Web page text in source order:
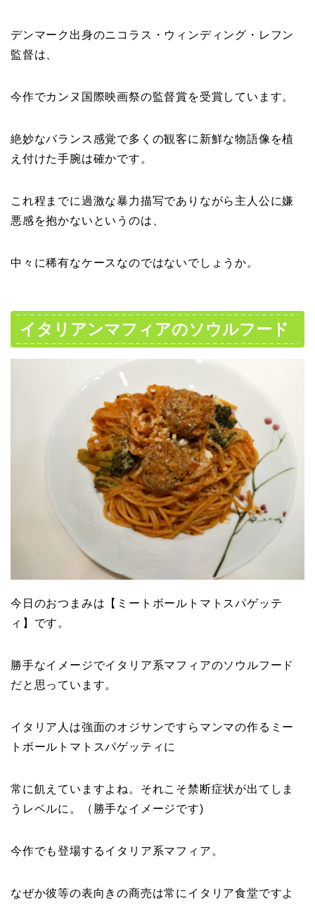
デンマーク出身のニコラス・ウィンディング・レフン
監督は、
今作でカンヌ国際映画祭の監督賞を受賞しています。
絶妙なバランス感覚で多くの観客に新鮮な物語像を植
え付けた手腕は確かです。
これ程までに過激な暴力描写でありながら主人公に嫌
悪感を抱かないというのは、
中々に稀有なケースなのではないでしょうか。
イタリアンマフィアのソウルフード
今日のおつまみは【ミートボールトマトスパゲッテ
ィ】です。
勝手なイメージでイタリア系マフィアのソウルフード
だと思っています。
イタリア人は強面のオジサンですらマンマの作るミー
トボールトマトスパゲッティに
常に飢えていますよね。それこそ禁断症状が出てしま
うレベルに。（勝手なイメージです)
今作でも登場するイタリア系マフィア。
なぜか彼等の表向きの商売は常にイタリア食堂ですよ